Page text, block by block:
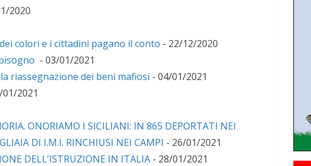
2020
colori e i cittadini pagano il conto - 22/12/2020
- 03/01/2021
riassegnazione dei beni mafiosi - 04/01/2021
2021
ONORIAMO I SICILIANI: IN 865 DEPORTATI NEI
DI I.M.I. RINCHIUSI NEI CAMPI - 26/01/2021
DELL’ISTRUZIONE IN ITALIA - 28/01/2021